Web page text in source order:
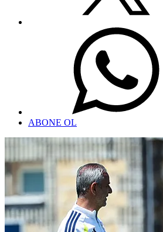
ABONE OL